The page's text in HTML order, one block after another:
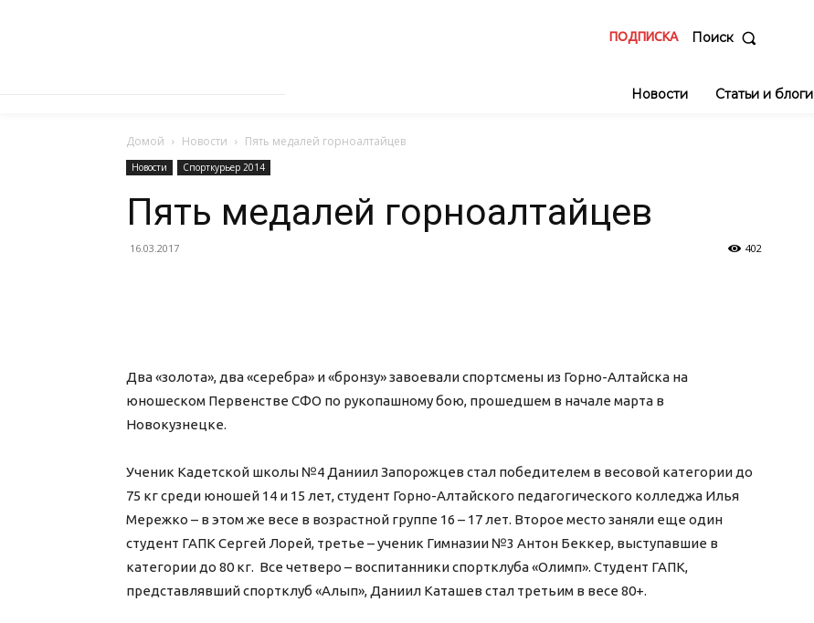
ПОДПИСКА Поиск
Новости Статьи и блоги
Домой Новости Пять медалей горноалтайцев
Новости Спорткурьер 2014
Пять медалей горноалтайцев
16.03.2017 402
Два «золота», два «серебра» и «бронзу» завоевали спортсмены из Горно-Алтайска на
юношеском Первенстве СФО по рукопашному бою, прошедшем в начале марта в
Новокузнецке.
Ученик Кадетской школы №4 Даниил Запорожцев стал победителем в весовой категории до
75 кг среди юношей 14 и 15 лет, студент Горно-Алтайского педагогического колледжа Илья
Мережко – в этом же весе в возрастной группе 16 – 17 лет. Второе место заняли еще один
студент ГАПК Сергей Лорей, третье – ученик Гимназии №3 Антон Беккер, выступавшие в
категории до 80 кг. Все четверо – воспитанники спортклуба «Олимп». Студент ГАПК,
представлявший спортклуб «Алып», Даниил Каташев стал третьим в весе 80+.